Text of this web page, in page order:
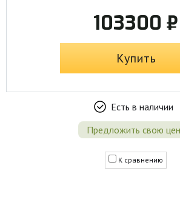
103300 ₽
Купить
Есть в наличии
Предложить свою
К сравнению